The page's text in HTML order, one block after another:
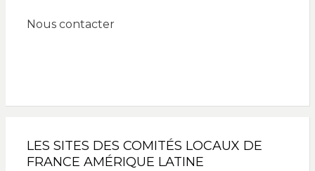
Nous contacter
LES SITES DES COMITÉS LOCAUX DE
FRANCE AMÉRIQUE LATINE